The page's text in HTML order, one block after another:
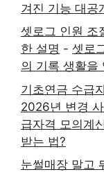
겨진 기능 대공
셋로그 인원 조
한 설명 - 셋로
의 기록 생활을
기초연금 수급
2026년 변경
급자격 모의계
받는 법?
눈썰매장 말고